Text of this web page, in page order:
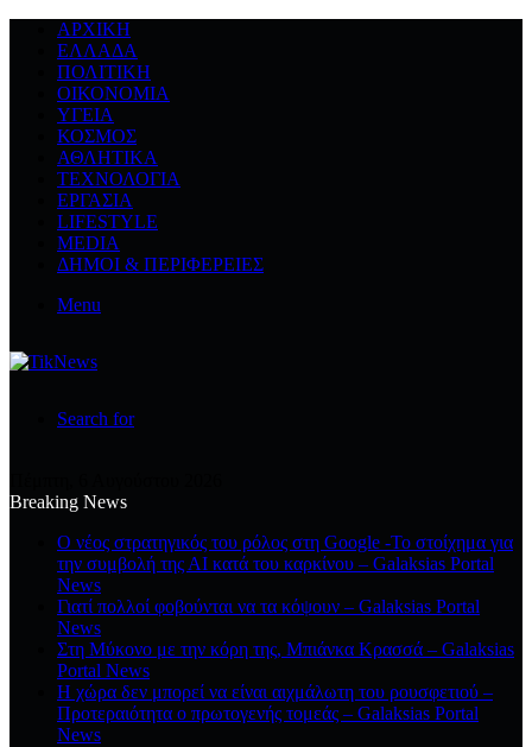
ΑΡΧΙΚΉ
ΕΛΛΆΔΑ
ΠΟΛΙΤΙΚΉ
ΟΙΚΟΝΟΜΊΑ
ΥΓΕΊΑ
ΚΌΣΜΟΣ
ΑΘΛΗΤΙΚΆ
ΤΕΧΝΟΛΟΓΙΆ
ΕΡΓΑΣΊΑ
LIFESTYLE
MEDIA
ΔΉΜΟΙ & ΠΕΡΙΦΈΡΕΙΕΣ
Menu
Search for
Breaking News
O νέος στρατηγικός του ρόλος στη Google -Το στοίχημα για
την συμβολή της ΑΙ κατά του καρκίνου – Galaksias Portal
News
Γιατί πολλοί φοβούνται να τα κόψουν – Galaksias Portal
News
Στη Μύκονο με την κόρη της, Μπιάνκα Κρασσά – Galaksias
Portal News
Η χώρα δεν μπορεί να είναι αιχμάλωτη του ρουσφετιού –
Προτεραιότητα ο πρωτογενής τομεάς – Galaksias Portal
News